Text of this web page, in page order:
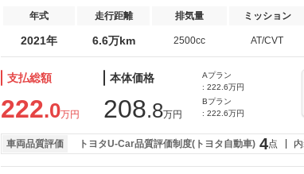
年式 走行距離 排気量 ミッション
2021年 6.6万km 2500cc AT/CVT
支払総額
222.0万円
本体価格
208.8万円
Aプラン
: 222.6万円
Bプラン
: 222.6万円
車両品質評価 トヨタU-Car品質評価制度(トヨタ自動車) 4点